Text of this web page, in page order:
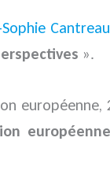
Cantreau
».
européenne